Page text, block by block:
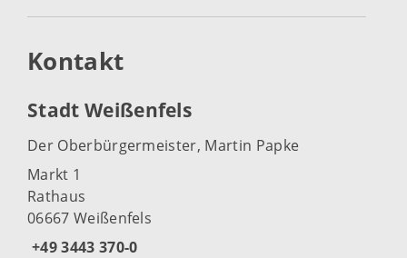
Kontakt
Stadt Weißenfels
Der Oberbürgermeister, Martin Papke
Markt 1
Rathaus
06667 Weißenfels
+49 3443 370-0